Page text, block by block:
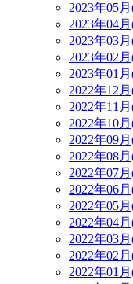
2023年05
2023年04
2023年03
2023年02
2023年01
2022年12
2022年11
2022年10
2022年09
2022年08
2022年07
2022年06
2022年05
2022年04
2022年03
2022年02
2022年01